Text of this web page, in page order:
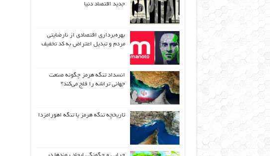
جدید اقتصاد دنیا
بهره‌برداری اقتصادی از نارضایتی
مردم و تبدیل اعتراض به کد تخفیف
انسداد تنگه هرمز چگونه صنعت
جهانی تراشه را فلج می‌کند؟
تاریخچه تنگه هرمز یا تنگه اهورامزدا